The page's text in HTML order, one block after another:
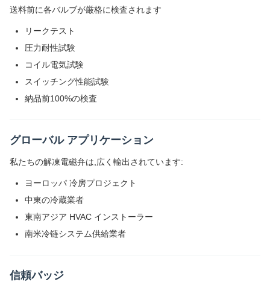
送料前に各バルブが厳格に検査されます
リークテスト
圧力耐性試験
コイル電気試験
スイッチング性能試験
納品前100%の検査
グローバル アプリケーション
私たちの解凍電磁弁は,広く輸出されています:
ヨーロッパ 冷房プロジェクト
中東の冷蔵業者
東南アジア HVAC インストーラー
南米冷链システム供給業者
信頼バッジ